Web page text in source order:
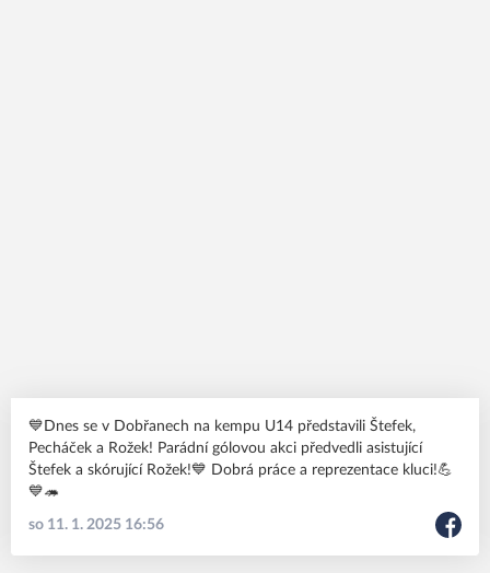
💙Dnes se v Dobřanech na kempu U14 představili Štefek,
Pecháček a Rožek! Parádní gólovou akci předvedli asistující
Štefek a skórující Rožek!💙 Dobrá práce a reprezentace kluci!💪
💙🦔
so 11. 1. 2025 16:56